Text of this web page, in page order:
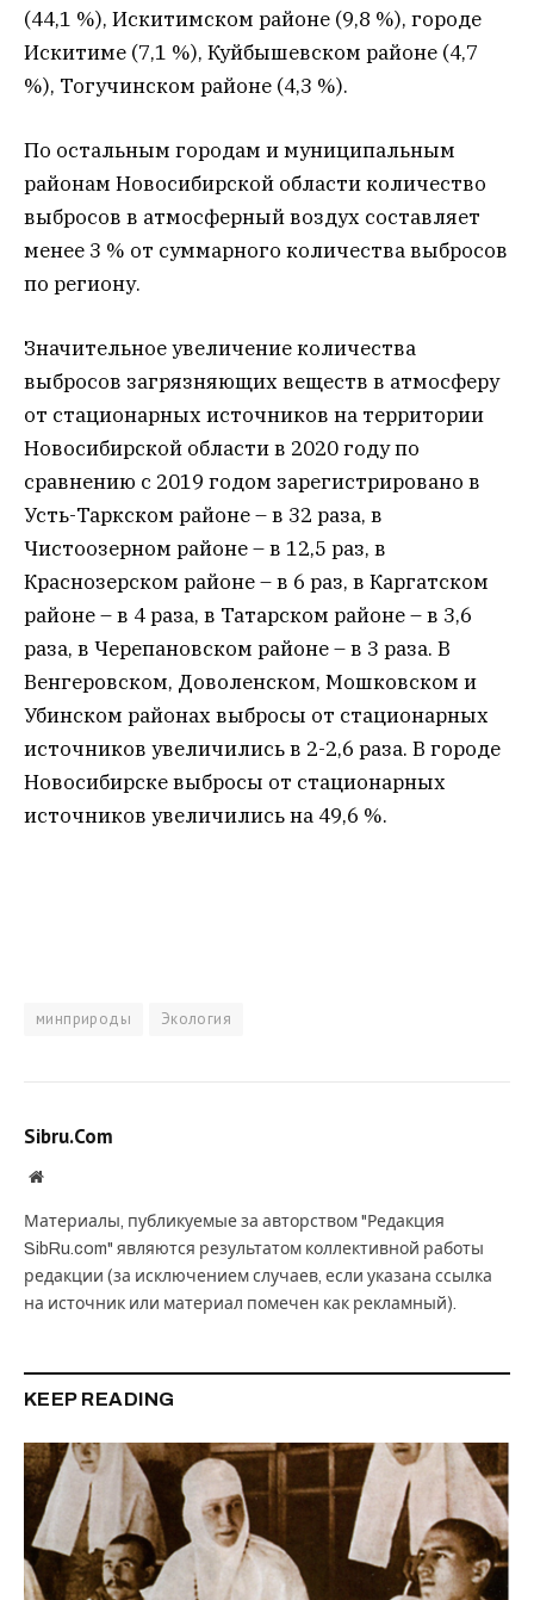
(44,1 %), Искитимском районе (9,8 %), городе
Искитиме (7,1 %), Куйбышевском районе (4,7
%), Тогучинском районе (4,3 %).
По остальным городам и муниципальным
районам Новосибирской области количество
выбросов в атмосферный воздух составляет
менее 3 % от суммарного количества выбросов
по региону.
Значительное увеличение количества
выбросов загрязняющих веществ в атмосферу
от стационарных источников на территории
Новосибирской области в 2020 году по
сравнению с 2019 годом зарегистрировано в
Усть-Таркском районе – в 32 раза, в
Чистоозерном районе – в 12,5 раз, в
Краснозерском районе – в 6 раз, в Каргатском
районе – в 4 раза, в Татарском районе – в 3,6
раза, в Черепановском районе – в 3 раза. В
Венгеровском, Доволенском, Мошковском и
Убинском районах выбросы от стационарных
источников увеличились в 2-2,6 раза. В городе
Новосибирске выбросы от стационарных
источников увеличились на 49,6 %.
минприроды Экология
Sibru.Com
Website
Материалы, публикуемые за авторством "Редакция
SibRu.com" являются результатом коллективной работы
редакции (за исключением случаев, если указана ссылка
на источник или материал помечен как рекламный).
KEEP READING